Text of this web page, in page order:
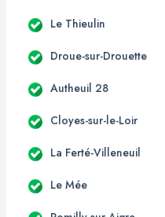
Le Thieulin
Droue-sur-Drouette
Autheuil 28
Cloyes-sur-le-Loir
La Ferté-Villeneuil
Le Mée